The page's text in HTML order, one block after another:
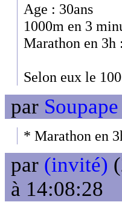
Age : 30ans
1000m en 3
Marathon en 3h
Selon eux le
par
* Marathon en
par (invité)
à 14:08:28